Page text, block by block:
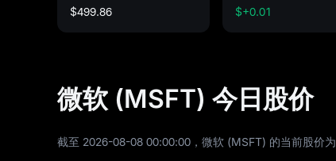
$499.86
$+0.01
微软 (MSFT) 今日股价
截至 2026-08-08 00:00:00 ，微软 (MSFT) 的当前股价为